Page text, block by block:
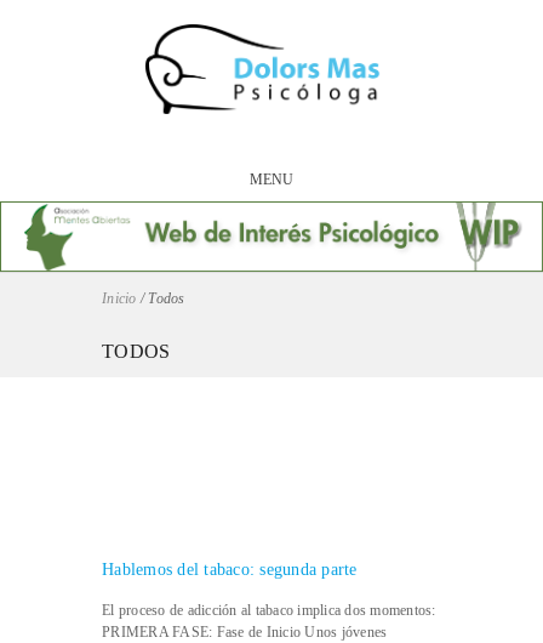
MENU
Inicio / Todos
TODOS
Hablemos del tabaco: segunda parte
El proceso de adicción al tabaco implica dos momentos:
PRIMERA FASE: Fase de Inicio Unos jóvenes